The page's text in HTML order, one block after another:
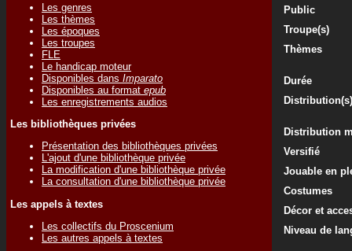
Les genres
Les thèmes
Les époques
Les troupes
FLE
Le handicap moteur
Disponibles dans Imparato
Disponibles au format epub
Les enregistrements audios
Les bibliothèques privées
Présentation des bibliothèques privées
L'ajout d'une bibliothèque privée
La modification d'une bibliothèque privée
La consultation d'une bibliothèque privée
Les appels à textes
Les collectifs du Proscenium
Les autres appels à textes
Public
Troupe(s)
Thèmes
Durée
Distribution(s)
Distribution
Versifié
Jouable en
Costumes
Décor et
Niveau de